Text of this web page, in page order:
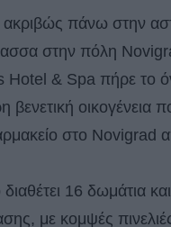
ακριβώς πάνω στην
στην πόλη
Hotel & Spa πήρε το
βενετική οικογένεια
στο Novigrad
16 δωμάτια
με κομψές